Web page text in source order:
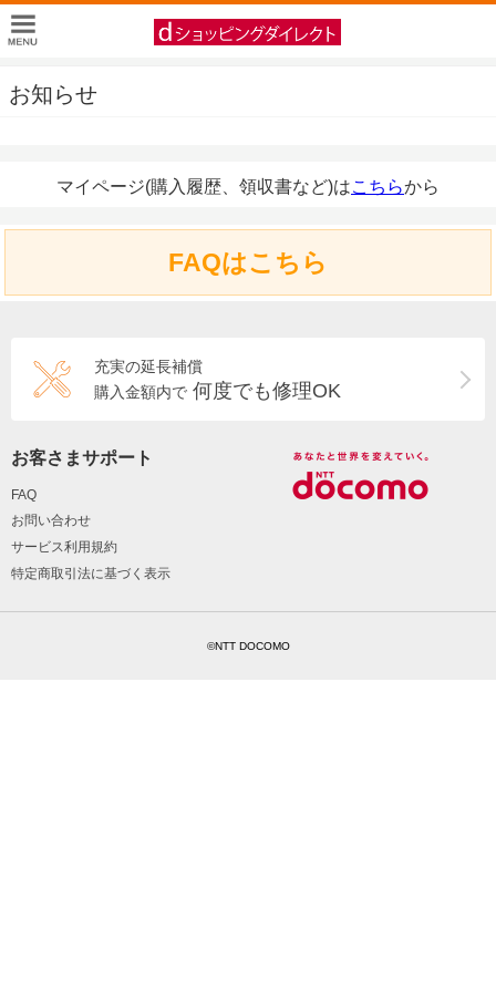
お知らせ
マイページ(購入履歴、領収書など)はこちらから
FAQはこちら
充実の延長補償
購入金額内で 何度でも修理OK
お客さまサポート
FAQ
お問い合わせ
サービス利用規約
特定商取引法に基づく表示
©NTT DOCOMO